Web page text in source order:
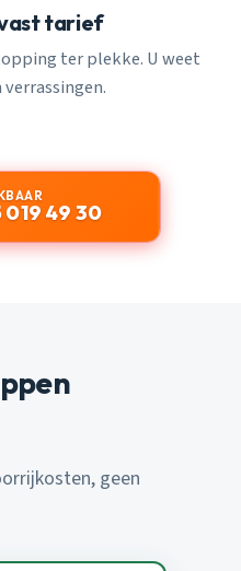
tarief
ter plekke. U weet
019 49 30
geen